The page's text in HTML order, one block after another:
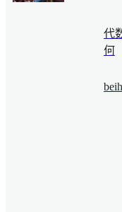
代
何